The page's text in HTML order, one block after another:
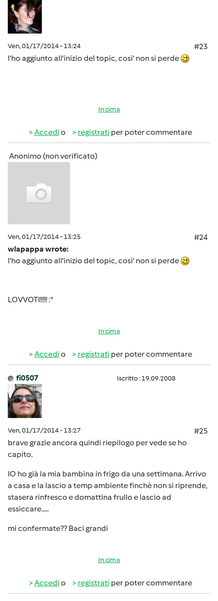
Ven, 01/17/2014 - 13:24
#23
l'ho aggiunto all'inizio del topic, cosi' non si perde
In cima
Accedi o registrati per poter commentare
Anonimo (non verificato)
Ven, 01/17/2014 - 13:25
#24
wlapappa wrote:
l'ho aggiunto all'inizio del topic, cosi' non si perde
LOVVOTI!!!!! :*
In cima
Accedi o registrati per poter commentare
fi0507 Iscritto : 19.09.2008
Ven, 01/17/2014 - 13:27
#25
brave grazie ancora quindi riepilogo per vede se ho
capito.
IO ho già la mia bambina in frigo da una settimana. Arrivo
a casa e la lascio a temp ambiente finchè non si riprende,
stasera rinfresco e domattina frullo e lascio ad
essiccare.....
mi confermate?? Baci grandi
In cima
Accedi o registrati per poter commentare